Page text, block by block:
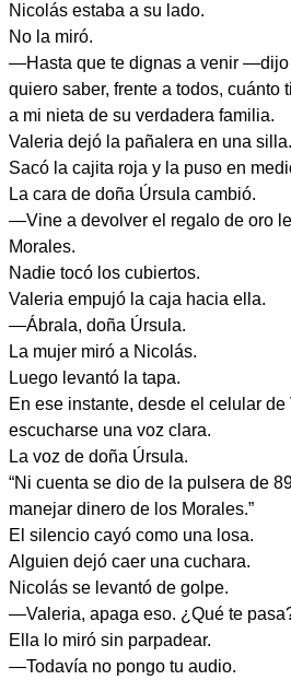
Nicolás estaba a su lado.
No la miró.
—Hasta que te dignas a venir
quiero saber, frente a todos, cuánto
a mi nieta de su verdadera familia.
Valeria dejó la pañalera en una silla.
Sacó la cajita roja y la puso en
La cara de doña Úrsula cambió.
—Vine a devolver el regalo de oro
Morales.
Nadie tocó los cubiertos.
Valeria empujó la caja hacia ella.
—Ábrala, doña Úrsula.
La mujer miró a Nicolás.
Luego levantó la tapa.
En ese instante, desde el celular
escucharse una voz clara.
La voz de doña Úrsula.
“Ni cuenta se dio de la pulsera de
manejar dinero de los Morales.”
El silencio cayó como una losa.
Alguien dejó caer una cuchara.
Nicolás se levantó de golpe.
—Valeria, apaga eso. ¿Qué te
Ella lo miró sin parpadear.
—Todavía no pongo tu audio.